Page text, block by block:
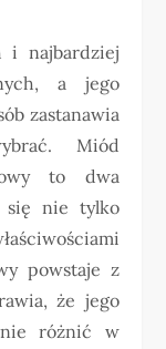
i najbardziej
a jego
zastanawia
Miód
to dwa
się nie tylko
powstaje z
że jego
różnić w